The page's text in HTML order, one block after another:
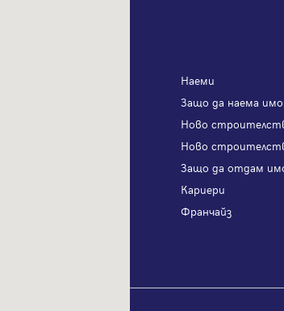
Наеми
Защо да наема
Ново
Ново
Защо да отдам
Кариери
Франчайз